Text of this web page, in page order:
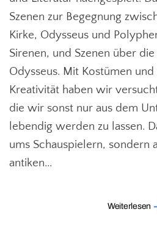
Szenen zur Begegnung
Kirke, Odysseus und
Sirenen, und Szenen über
Odysseus. Mit Kostümen
Kreativität haben wir
die wir sonst nur aus dem
lebendig werden zu lassen.
ums Schauspielern, sondern
antiken...
Weiterlesen